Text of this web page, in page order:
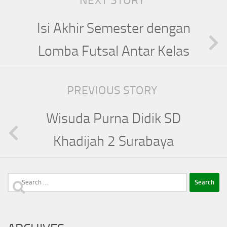
Isi Akhir Semester dengan
Lomba Futsal Antar Kelas
PREVIOUS STORY
Wisuda Purna Didik SD
Khadijah 2 Surabaya
Search